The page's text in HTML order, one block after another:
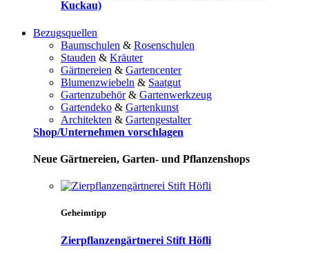
Kuckau)
Bezugsquellen
Baumschulen & Rosenschulen
Stauden & Kräuter
Gärtnereien & Gartencenter
Blumenzwiebeln & Saatgut
Gartenzubehör& Gartenwerkzeug
Gartendeko & Gartenkunst
Architekten & Gartengestalter
Shop/Unternehmen vorschlagen
Neue Gärtnereien, Garten- und Pflanzenshops
Geheimtipp
Zierpflanzengärtnerei Stift Höfli